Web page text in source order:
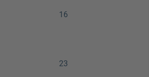
16
23